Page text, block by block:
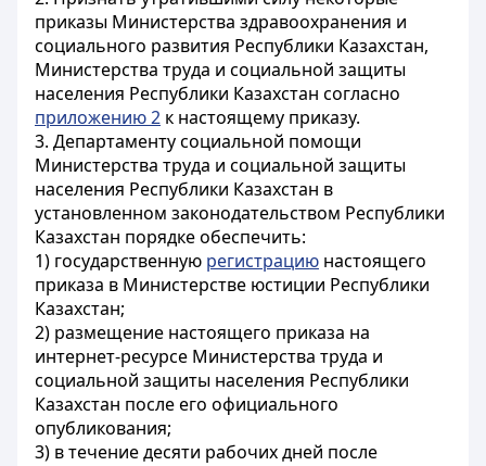
приказы Министерства здравоохранения и
социального развития Республики Казахстан,
Министерства труда и социальной защиты
населения Республики Казахстан согласно
приложению 2 к настоящему приказу.
3. Департаменту социальной помощи
Министерства труда и социальной защиты
населения Республики Казахстан в
установленном законодательством Республики
Казахстан порядке обеспечить:
1) государственную регистрацию настоящего
приказа в Министерстве юстиции Республики
Казахстан;
2) размещение настоящего приказа на
интернет-ресурсе Министерства труда и
социальной защиты населения Республики
Казахстан после его официального
опубликования;
3) в течение десяти рабочих дней после